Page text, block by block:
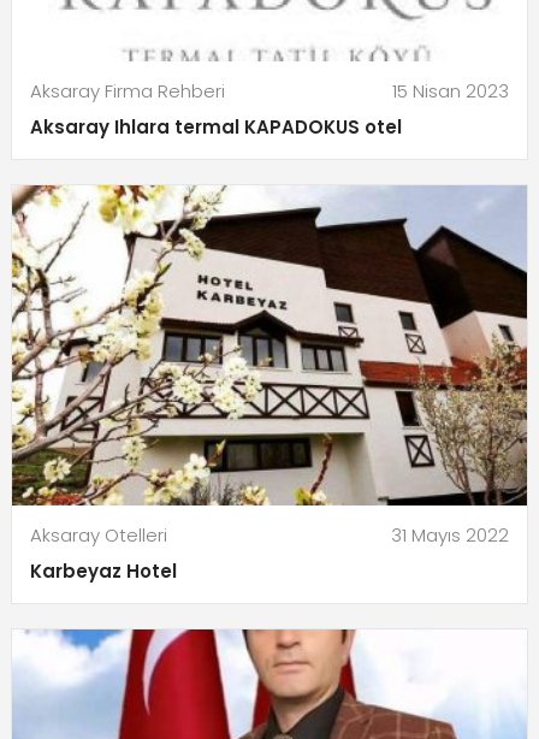
Aksaray Firma Rehberi
15 Nisan 2023
Aksaray Ihlara termal KAPADOKUS otel
Aksaray Otelleri
31 Mayıs 2022
Karbeyaz Hotel